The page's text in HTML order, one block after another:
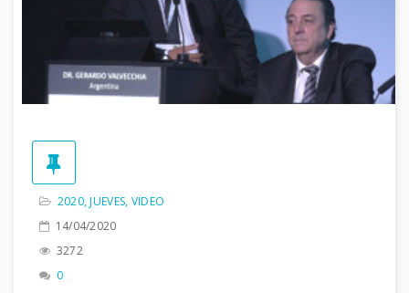
2020,JUEVES, VIDEO
14/04/2020
3272
0